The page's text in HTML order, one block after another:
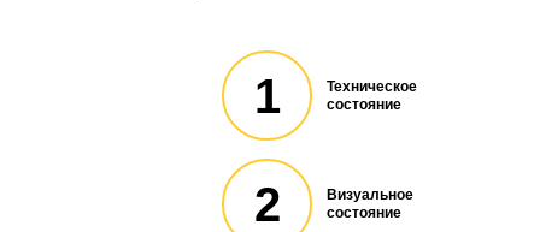
1
Техническое
состояние
2
Визуальное
состояние